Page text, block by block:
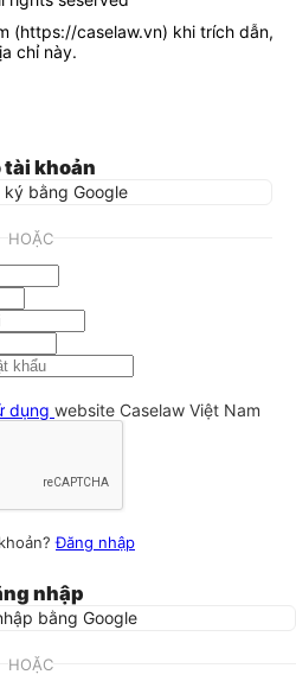
(https://caselaw.vn) khi trích dẫn,
chỉ này.
tài khoản
bằng Google
HOẶC
dụng website Caselaw Việt Nam
Đăng nhập
nhập
bằng Google
HOẶC